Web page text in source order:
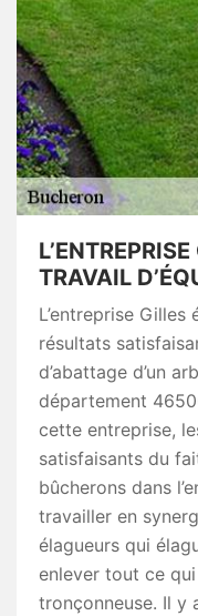
TRAVAIL
L’entreprise
résultats
d’abattage d’un
département
cette entreprise,
satisfaisants du
bûcherons dans
travailler en
élagueurs qui
enlever tout ce
tronçonneuse. Il y